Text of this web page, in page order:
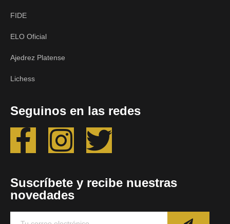
FIDE
ELO Oficial
Ajedrez Platense
Lichess
Seguinos en las redes
Suscríbete y recibe nuestras
novedades